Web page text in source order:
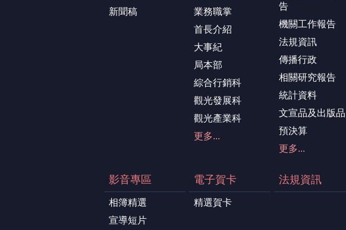
新聞稿
業務職掌
首長介紹
大事紀
局本部
綜合行銷科
觀光發展科
觀光產業科
更多...
告
機關工作報告
法規資訊
傳播行政
相關研究報告
統計資料
文宣品及出版品
預決算
更多...
影音專區
相簿精選
宣導短片
電子賀卡
精選賀卡
法規資訊